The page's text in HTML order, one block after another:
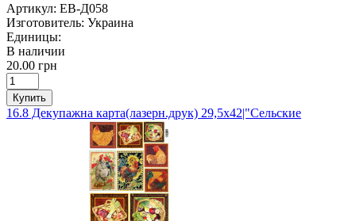
Артикул: ЕВ-Д058
Изготовитель: Украина
Единицы:
В наличии
20.00 грн
Купить
16.8 Декупажна карта(лазерн.друк) 29,5х42|"Сельские